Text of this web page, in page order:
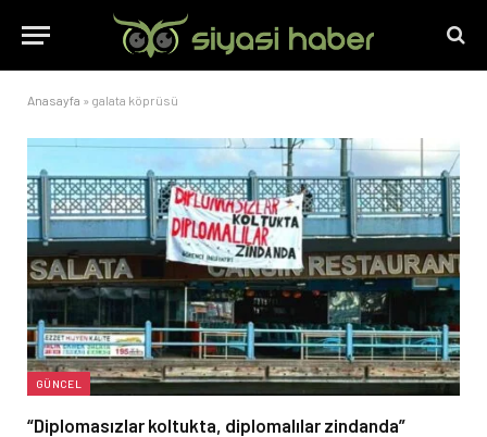
Anasayfa » galata köprüsü
GÜNCEL
“Diplomasızlar koltukta, diplomalılar zindanda”